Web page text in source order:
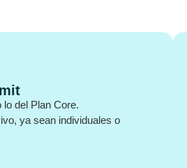
lo del Plan Core.
ya sean individuales o